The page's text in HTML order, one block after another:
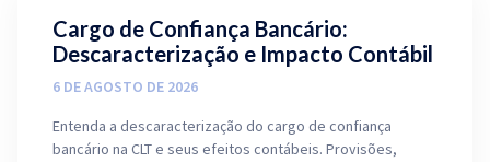
Cargo de Confiança Bancário:
Descaracterização e Impacto Contábil
6 DE AGOSTO DE 2026
Entenda a descaracterização do cargo de confiança
bancário na CLT e seus efeitos contábeis. Provisões,